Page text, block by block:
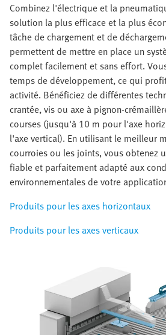
Combinez l'électrique et la
solution la plus efficace et la plus
tâche de chargement et de
permettent de mettre en place un
complet facilement et sans effort.
temps de développement, ce qui
activité. Bénéficiez de différentes
crantée, vis ou axe à pignon-
courses (jusqu'à 10 m pour l'axe
l'axe vertical). En utilisant le meilleur
courroies ou les joints, vous obtenez
fiable et parfaitement adapté aux
environnementales de votre
Produits pour les axes horizontaux
Produits pour les axes verticaux